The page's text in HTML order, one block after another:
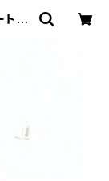
トバ